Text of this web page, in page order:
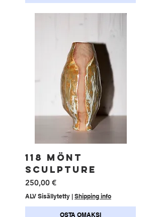
118 MÖNT
SCULPTURE
Hinta
250,00 €
ALV Sisällytetty | Shipping info
OSTA OMAKSI